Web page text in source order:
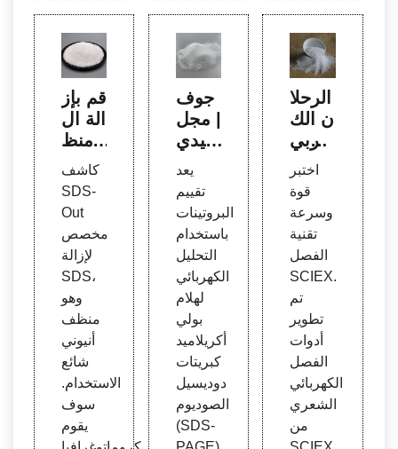
قم بإز
الة ال
منظ
ف م
ن - F
isher
كاشف
SDS-
Out
مخصص
لإزالة
SDS،
وهو
منظف
أنيوني
شائع
الاستخدام.
سوف
يقوم
جوف
| مجل
ة فيدي
ية مح
كمة -
الطر
ق والب
روتوك
ولات
- صب
وتشغ
يل هلا
م البر
وتين
عن ط
ريق إ
يعد
تقييم
البروتينات
باستخدام
التحليل
الكهربائي
لهلام
بولي
أكريلاميد
كبريتات
دوديسيل
الصوديوم
(SDS-
الرحلا
ن الك
هربي
الشعر
ي - S
ciex
اختبر
قوة
وسرعة
تقنية
الفصل
SCIEX.
تم
تطوير
أدوات
الفصل
الكهربائي
الشعري
من